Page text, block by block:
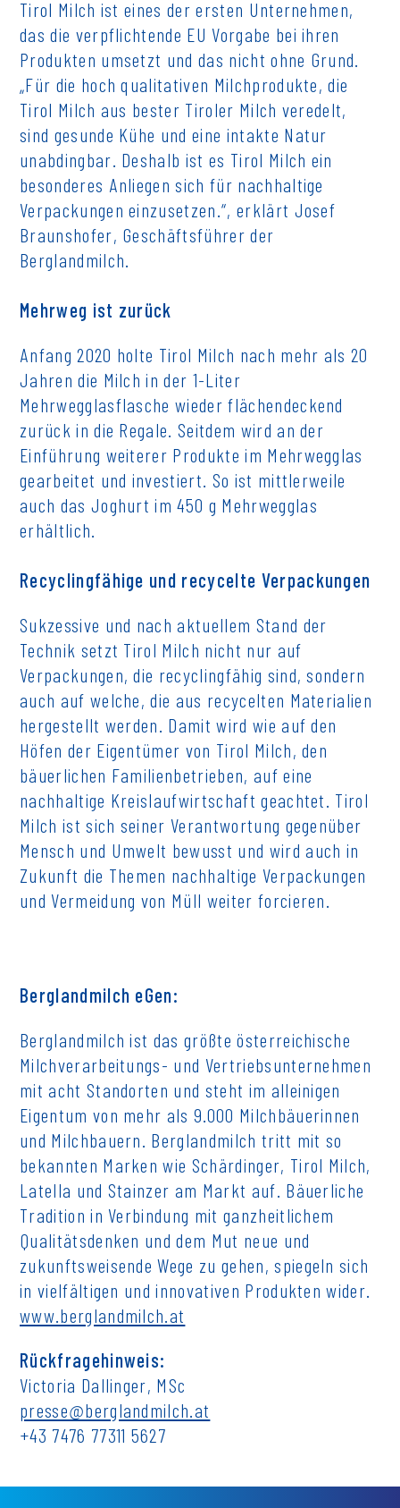
Tirol Milch ist eines der ersten Unternehmen,
das die verpflichtende EU Vorgabe bei ihren
Produkten umsetzt und das nicht ohne Grund.
„Für die hoch qualitativen Milchprodukte, die
Tirol Milch aus bester Tiroler Milch veredelt,
sind gesunde Kühe und eine intakte Natur
unabdingbar. Deshalb ist es Tirol Milch ein
besonderes Anliegen sich für nachhaltige
Verpackungen einzusetzen.“, erklärt Josef
Braunshofer, Geschäftsführer der
Berglandmilch.
Mehrweg ist zurück
Anfang 2020 holte Tirol Milch nach mehr als 20
Jahren die Milch in der 1-Liter
Mehrwegglasflasche wieder flächendeckend
zurück in die Regale. Seitdem wird an der
Einführung weiterer Produkte im Mehrwegglas
gearbeitet und investiert. So ist mittlerweile
auch das Joghurt im 450 g Mehrwegglas
erhältlich.
Recyclingfähige und recycelte Verpackungen
Sukzessive und nach aktuellem Stand der
Technik setzt Tirol Milch nicht nur auf
Verpackungen, die recyclingfähig sind, sondern
auch auf welche, die aus recycelten Materialien
hergestellt werden. Damit wird wie auf den
Höfen der Eigentümer von Tirol Milch, den
bäuerlichen Familienbetrieben, auf eine
nachhaltige Kreislaufwirtschaft geachtet. Tirol
Milch ist sich seiner Verantwortung gegenüber
Mensch und Umwelt bewusst und wird auch in
Zukunft die Themen nachhaltige Verpackungen
und Vermeidung von Müll weiter forcieren.
Berglandmilch eGen:
Berglandmilch ist das größte österreichische
Milchverarbeitungs- und Vertriebsunternehmen
mit acht Standorten und steht im alleinigen
Eigentum von mehr als 9.000 Milchbäuerinnen
und Milchbauern. Berglandmilch tritt mit so
bekannten Marken wie Schärdinger, Tirol Milch,
Latella und Stainzer am Markt auf. Bäuerliche
Tradition in Verbindung mit ganzheitlichem
Qualitätsdenken und dem Mut neue und
zukunftsweisende Wege zu gehen, spiegeln sich
in vielfältigen und innovativen Produkten wider.
www.berglandmilch.at
Rückfragehinweis:
Victoria Dallinger, MSc
presse@berglandmilch.at
+43 7476 77311 5627